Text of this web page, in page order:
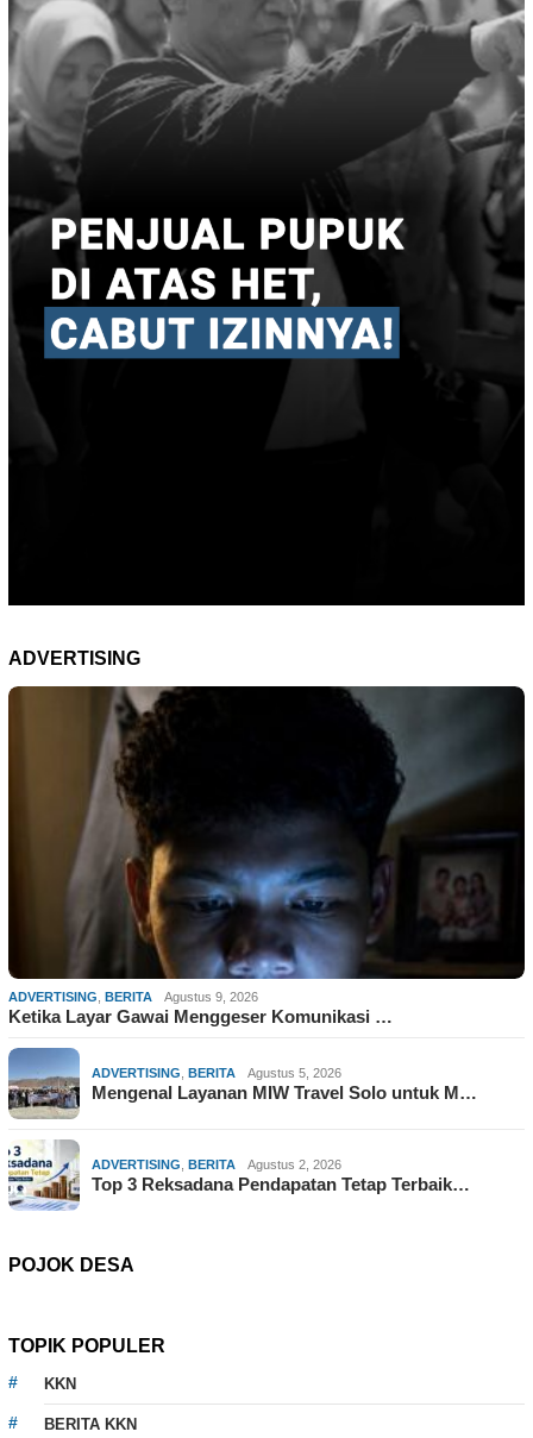
ADVERTISING
ADVERTISING BERITA Agustus 9, 2026
Ketika Layar Gawai Menggeser Komunikasi …
ADVERTISING BERITA Agustus 5, 2026
Mengenal Layanan MIW Travel Solo untuk M…
ADVERTISING BERITA Agustus 2, 2026
Top 3 Reksadana Pendapatan Tetap Terbaik…
POJOK DESA
TOPIK POPULER
KKN
BERITA KKN